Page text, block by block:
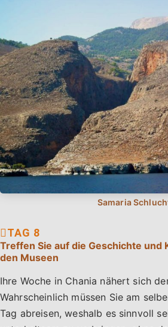
Treffen Sie auf die Geschichte und
den Museen
Ihre Woche in Chania nähert sich
Wahrscheinlich müssen Sie am
Tag abreisen, weshalb es sinnvoll